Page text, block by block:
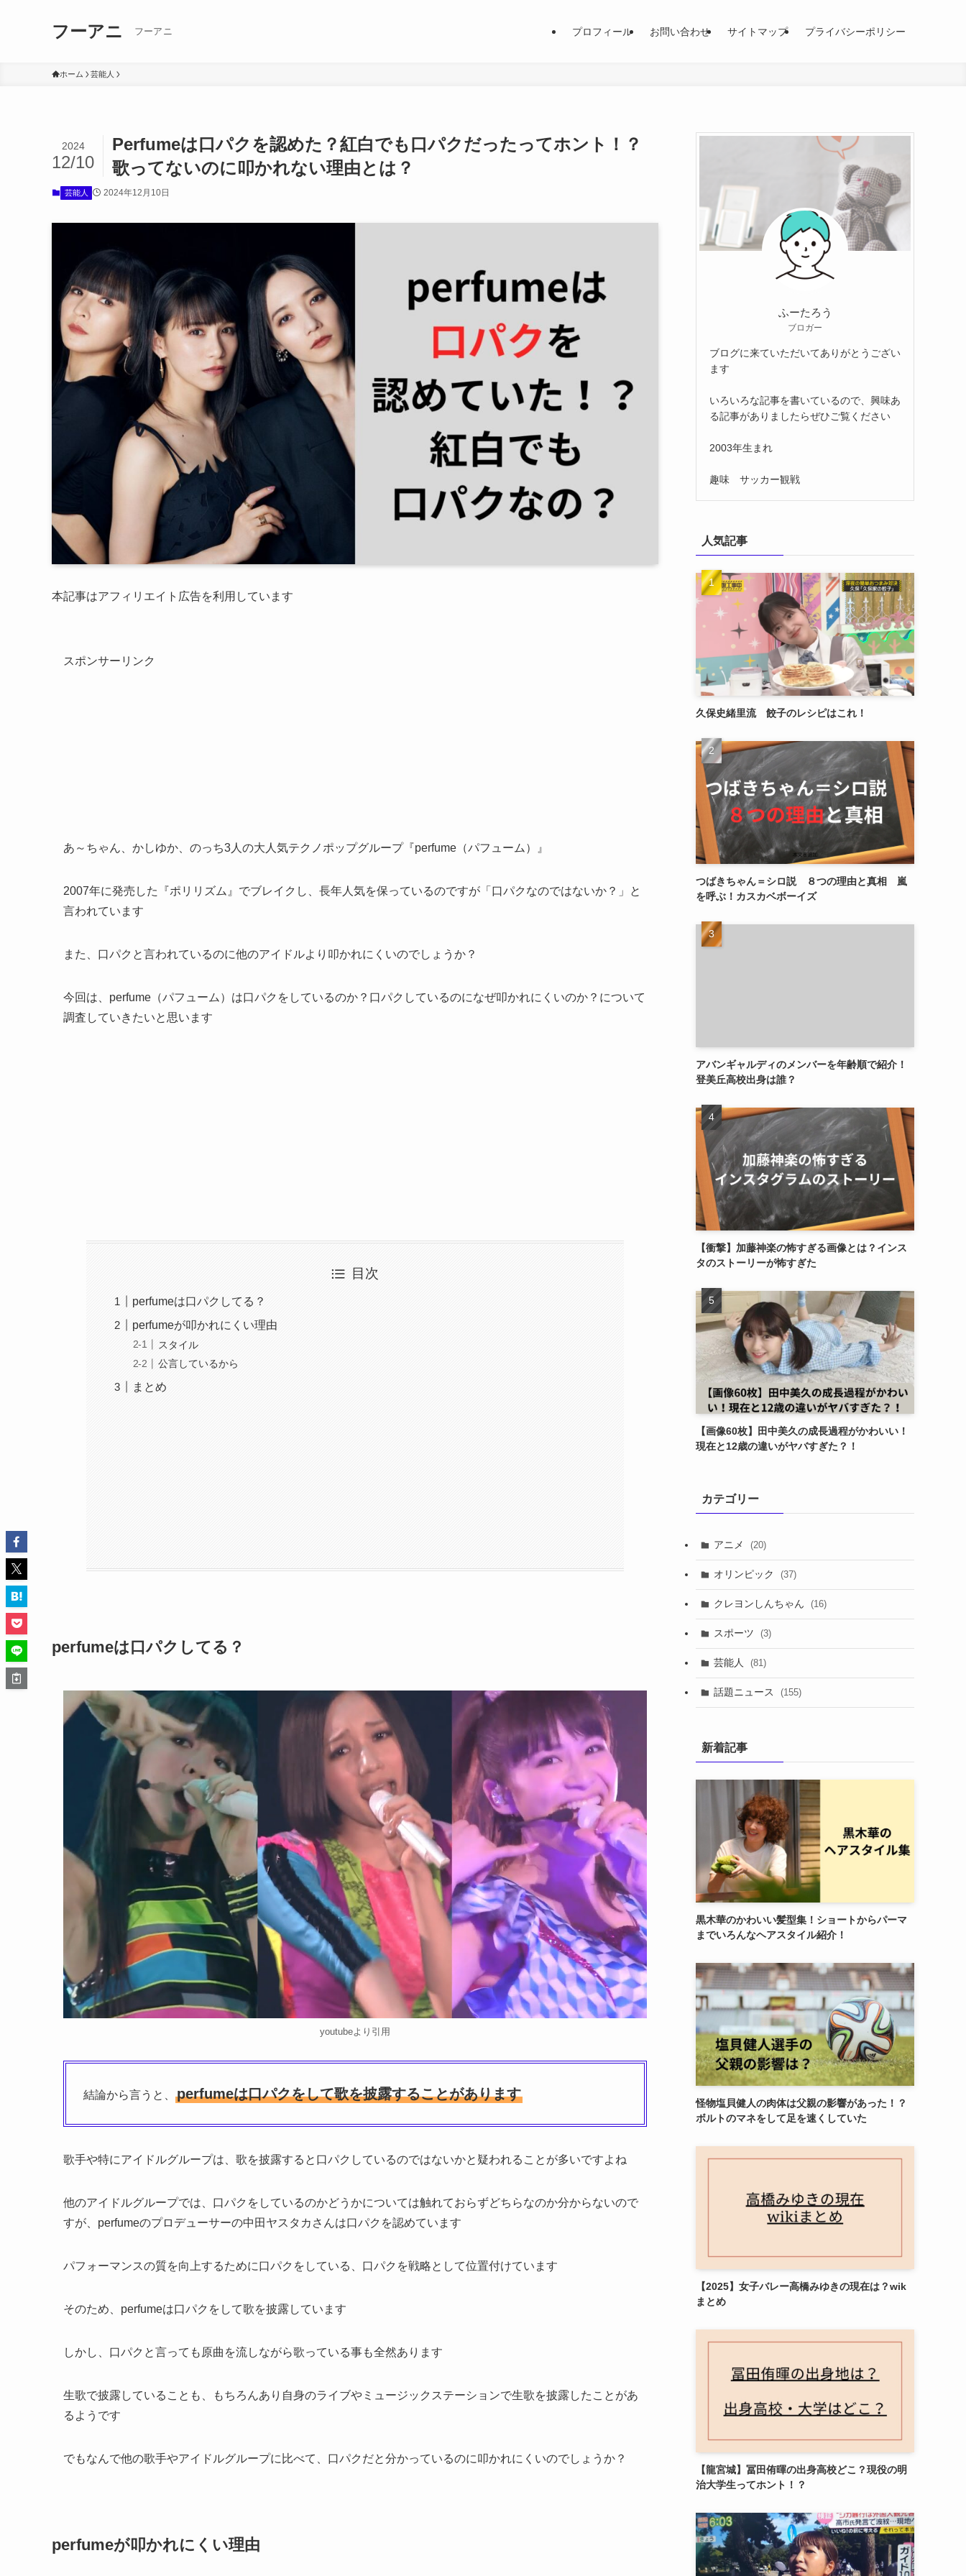
フーアニ フーアニ プロフィール お問い合わせ サイトマップ プライバシーポリシー
ホーム 芸能人
Perfumeは口パクを認めた？紅白でも口パクだったってホント！？
歌ってないのに叩かれない理由とは？
2024
12/10
芸能人 2024年12月10日
本記事はアフィリエイト広告を利用しています
スポンサーリンク
あ～ちゃん、かしゆか、のっち3人の大人気テクノポップグループ『perfume（パフューム）』
2007年に発売した『ポリリズム』でブレイクし、長年人気を保っているのですが「口パクなのではないか？」と
言われています
また、口パクと言われているのに他のアイドルより叩かれにくいのでしょうか？
今回は、perfume（パフューム）は口パクをしているのか？口パクしているのになぜ叩かれにくいのか？について
調査していきたいと思います
目次
perfumeは口パクしてる？
perfumeが叩かれにくい理由
スタイル
公言しているから
まとめ
perfumeは口パクしてる？
youtubeより引用
結論から言うと、 perfumeは口パクをして歌を披露することがあります
歌手や特にアイドルグループは、歌を披露すると口パクしているのではないかと疑われることが多いですよね
他のアイドルグループでは、口パクをしているのかどうかについては触れておらずどちらなのか分からないので
すが、perfumeのプロデューサーの中田ヤスタカさんは口パクを認めています
パフォーマンスの質を向上するために口パクをしている、口パクを戦略として位置付けています
そのため、perfumeは口パクをして歌を披露しています
しかし、口パクと言っても原曲を流しながら歌っている事も全然あります
生歌で披露していることも、もちろんあり自身のライブやミュージックステーションで生歌を披露したことがあ
るようです
でもなんで他の歌手やアイドルグループに比べて、口パクだと分かっているのに叩かれにくいのでしょうか？
perfumeが叩かれにくい理由
ふーたろう
ブロガー
ブログに来ていただいてありがとうござい
ます
いろいろな記事を書いているので、興味あ
る記事がありましたらぜひご覧ください
2003年生まれ
趣味 サッカー観戦
人気記事
久保史緒里流 餃子のレシピはこれ！
つばきちゃん＝シロ説 ８つの理由と真相 嵐
を呼ぶ！カスカベボーイズ
アバンギャルディのメンバーを年齢順で紹介！
登美丘高校出身は誰？
【衝撃】加藤神楽の怖すぎる画像とは？インス
タのストーリーが怖すぎた
【画像60枚】田中美久の成長過程がかわいい！
現在と12歳の違いがヤバすぎた？！
カテゴリー
アニメ (20)
オリンピック (37)
クレヨンしんちゃん (16)
スポーツ (3)
芸能人 (81)
話題ニュース (155)
新着記事
黒木華のかわいい髪型集！ショートからパーマ
までいろんなヘアスタイル紹介！
怪物塩貝健人の肉体は父親の影響があった！？
ボルトのマネをして足を速くしていた
【2025】女子バレー高橋みゆきの現在は？wik
まとめ
【龍宮城】冨田侑暉の出身高校どこ？現役の明
治大学生ってホント！？